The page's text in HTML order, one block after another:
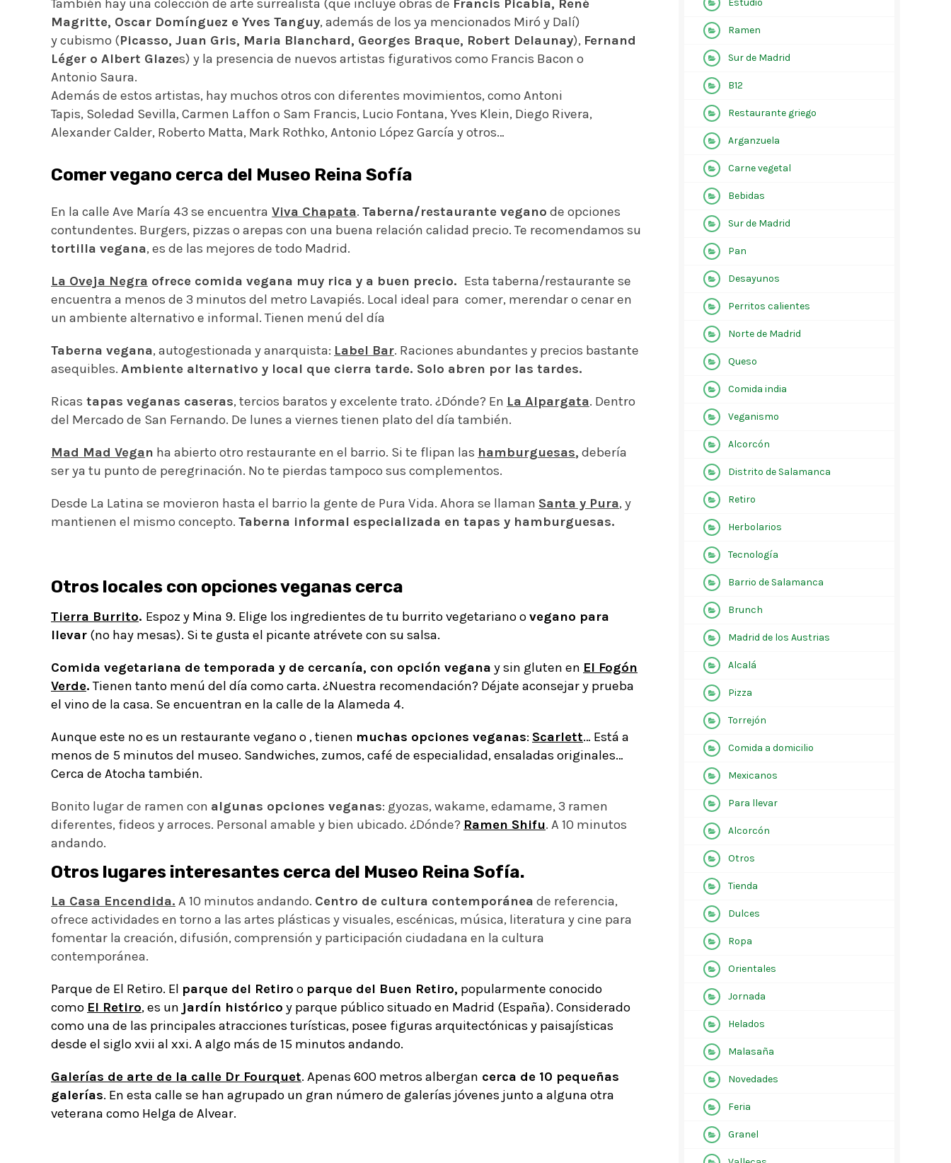
También hay una colección de arte surrealista (que incluye obras de Francis Picabia, René
Magritte, Oscar Domínguez e Yves Tanguy, además de los ya mencionados Miró y Dalí)
y cubismo (Picasso, Juan Gris, Maria Blanchard, Georges Braque, Robert Delaunay), Fernand
Léger o Albert Glazes) y la presencia de nuevos artistas figurativos como Francis Bacon o
Antonio Saura.
Además de estos artistas, hay muchos otros con diferentes movimientos, como Antoni
Tapis, Soledad Sevilla, Carmen Laffon o Sam Francis, Lucio Fontana, Yves Klein, Diego Rivera,
Alexander Calder, Roberto Matta, Mark Rothko, Antonio López García y otros…
Comer vegano cerca del Museo Reina Sofía
En la calle Ave María 43 se encuentra Viva Chapata. Taberna/restaurante vegano de opciones
contundentes. Burgers, pizzas o arepas con una buena relación calidad precio. Te recomendamos su
tortilla vegana, es de las mejores de todo Madrid.
La Oveja Negra ofrece comida vegana muy rica y a buen precio. Esta taberna/restaurante se
encuentra a menos de 3 minutos del metro Lavapiés. Local ideal para comer, merendar o cenar en
un ambiente alternativo e informal. Tienen menú del día
Taberna vegana, autogestionada y anarquista: Label Bar. Raciones abundantes y precios bastante
asequibles. Ambiente alternativo y local que cierra tarde. Solo abren por las tardes.
Ricas tapas veganas caseras, tercios baratos y excelente trato. ¿Dónde? En La Alpargata. Dentro
del Mercado de San Fernando. De lunes a viernes tienen plato del día también.
Mad Mad Vegan ha abierto otro restaurante en el barrio. Si te flipan las hamburguesas, debería
ser ya tu punto de peregrinación. No te pierdas tampoco sus complementos.
Desde La Latina se movieron hasta el barrio la gente de Pura Vida. Ahora se llaman Santa y Pura, y
mantienen el mismo concepto. Taberna informal especializada en tapas y hamburguesas.
Otros locales con opciones veganas cerca
Tierra Burrito. Espoz y Mina 9. Elige los ingredientes de tu burrito vegetariano ovegano para
llevar (no hay mesas). Si te gusta el picante atrévete con su salsa.
Comida vegetariana de temporada y de cercanía, con opción vegana y sin gluten en El Fogón
Verde.Tienen tanto menú del día como carta. ¿Nuestra recomendación? Déjate aconsejar y prueba
el vino de la casa. Se encuentran en la calle de la Alameda 4.
Aunque este no es un restaurante vegano o , tienen muchas opciones veganas: Scarlett… Está a
menos de 5 minutos del museo. Sandwiches, zumos, café de especialidad, ensaladas originales…
Cerca de Atocha también.
Bonito lugar de ramen con algunas opciones veganas: gyozas, wakame, edamame, 3 ramen
diferentes, fideos y arroces. Personal amable y bien ubicado. ¿Dónde? Ramen Shifu. A 10 minutos
andando.
Otros lugares interesantes cerca del Museo Reina Sofía.
La Casa Encendida. A 10 minutos andando. Centro de cultura contemporánea de referencia,
ofrece actividades en torno a las artes plásticas y visuales, escénicas, música, literatura y cine para
fomentar la creación, difusión, comprensión y participación ciudadana en la cultura
contemporánea.
Parque de El Retiro. El parque del Retiro o parque del Buen Retiro, popularmente conocido
como El Retiro, es un jardín histórico y parque públicosituado en Madrid (España). Considerado
como una de las principales atracciones turísticas, posee figuras arquitectónicas y paisajísticas
desde el siglo xvii al xxi. A algo más de 15 minutos andando.
Galerías de arte de la calle Dr Fourquet. Apenas 600 metros albergan cerca de 10 pequeñas
galerías. En esta calle se han agrupado un gran número de galerías jóvenes junto a alguna otra
veterana como Helga de Alvear.
Estudio
Ramen
Sur de Madrid
B12
Restaurante griego
Arganzuela
Carne vegetal
Bebidas
Sur de Madrid
Pan
Desayunos
Perritos calientes
Norte de Madrid
Queso
Comida india
Veganismo
Alcorcón
Distrito de Salamanca
Retiro
Herbolarios
Tecnología
Barrio de Salamanca
Brunch
Madrid de los Austrias
Alcalá
Pizza
Torrejón
Comida a domicilio
Mexicanos
Para llevar
Alcorcón
Otros
Tienda
Dulces
Ropa
Orientales
Jornada
Helados
Malasaña
Novedades
Feria
Granel